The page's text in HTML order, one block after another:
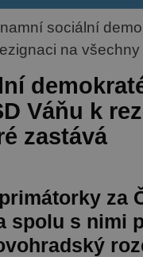
sociální
na
Váňu k
zastává
za
spolu s nimi